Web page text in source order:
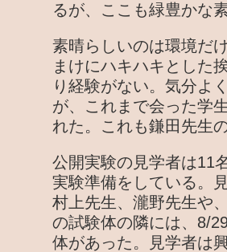
るが、ここも緑豊かな
素晴らしいのは環境だ
まけにハキハキとした
り経験がない。気分よ
が、これまで会った学
れた。これも鎌田先生
公開実験の見学者は11
実験準備をしている。
村上先生、瀧野先生や
の試験体の隣には、8/
体があった。見学者は